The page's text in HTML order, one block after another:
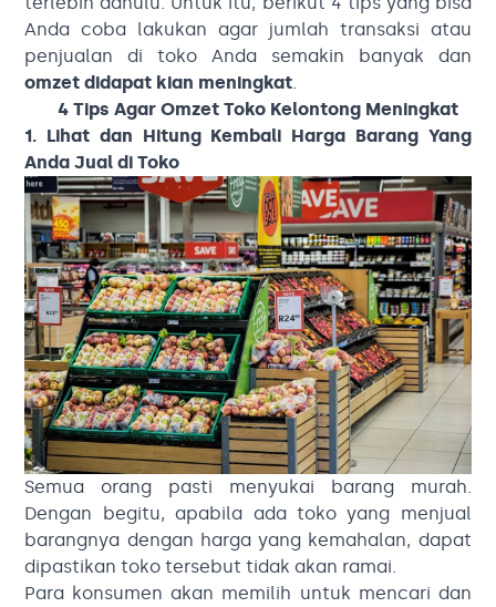
Anda coba lakukan agar jumlah transaksi atau
penjualan di toko Anda semakin banyak dan
omzet didapat kian meningkat.
4 Tips Agar Omzet Toko Kelontong Meningkat
1. Lihat dan Hitung Kembali Harga Barang Yang
Anda Jual di Toko
Semua orang pasti menyukai barang murah.
Dengan begitu, apabila ada toko yang menjual
barangnya dengan harga yang kemahalan, dapat
dipastikan toko tersebut tidak akan ramai.
Para konsumen akan memilih untuk mencari dan